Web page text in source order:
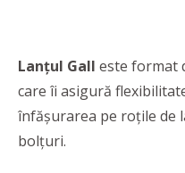
Lanţul Gall este format
care îi asigură
înfăşurarea pe roţile de
bolţuri.